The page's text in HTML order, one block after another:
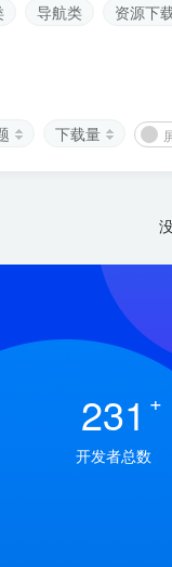
导航类 资源下
下载量
231 +
开发者总数